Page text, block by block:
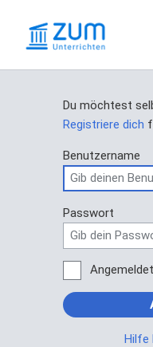
Du möchtest
Registriere dich
Benutzername
Passwort
Hilfe